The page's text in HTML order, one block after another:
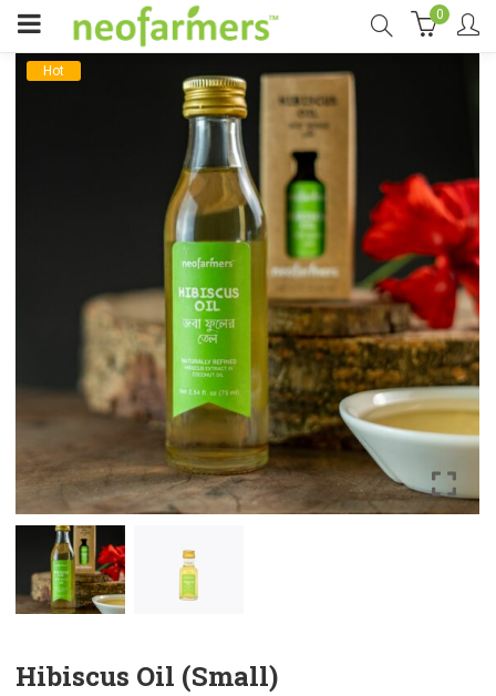
0
Hot
Hibiscus Oil (Small)